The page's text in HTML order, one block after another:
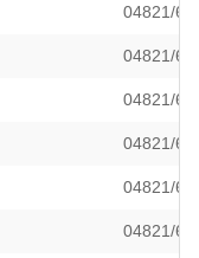
04821/69
04821/69
04821/69
04821/69
04821/69
04821/69